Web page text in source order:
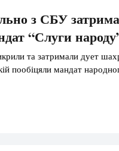
з СБУ
“Слуги
та затримали дует
пообіцяли мандат